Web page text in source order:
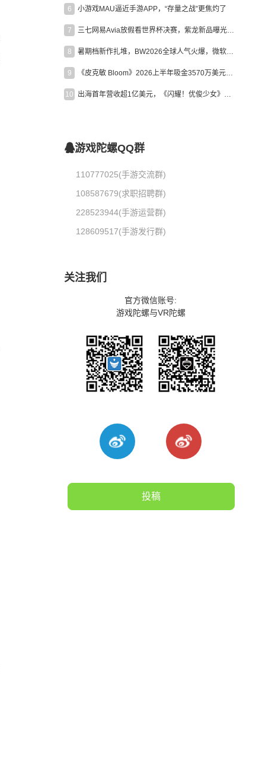
6 小游戏MAU逼近手游APP，“存量之战”更焦灼了
7 三七网易Avia放假看世界杯决赛，紫龙新品曝光，米哈游新作上线 | 陀螺周报
8 暑期档新作扎堆，BW2026全球人气火爆，微软XBOX大裁员|陀螺周报
9 《皮克敏 Bloom》2026上半年吸金3570万美元，中国台湾成最大市场
10 出海首年营收超1亿美元，《闪耀！优俊少女》美国市场占比达七成
游戏陀螺QQ群
110777025(手游交流群)
108587679(求职招聘群)
228523944(手游运营群)
128609517(手游发行群)
关注我们
官方微信账号:
游戏陀螺与VR陀螺
投稿